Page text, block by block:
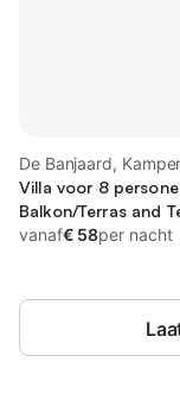
De Banjaard,
Villa voor 8
Balkon/Terras and
vanaf€ 58per nacht